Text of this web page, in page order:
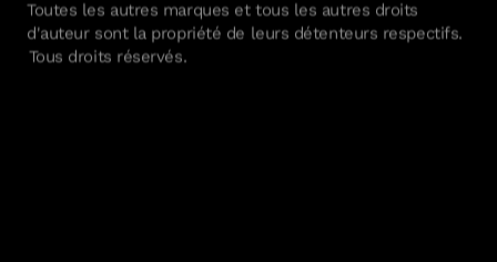
Toutes les autres marques et tous les autres droits
d'auteur sont la propriété de leurs détenteurs respectifs.
Tous droits réservés.